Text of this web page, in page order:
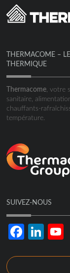
THERMACOME –
THERMIQUE
Thermacome, votre
sanitaire,
chauffants-
température.
SUIVEZ-NOUS
FacebookLinkedIn